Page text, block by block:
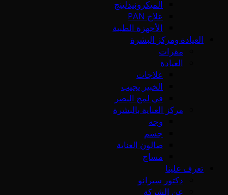
الميكرونيدلينج
علاج PAN
الأجهزة الطبية
العيادة ومركز البشرة
مقرات
العيادة
علاجات
الخبير يجيب
في لمح البصر
مركز العناية بالبشرة
وجه
جسم
صالون العناية
مساج
تعرف علينا
دكتور سيرانو
عن الشركة